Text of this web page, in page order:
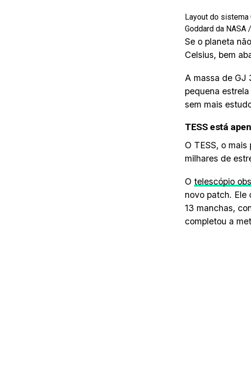
Layout do sistema
Goddard da NASA
Se o planeta
Celsius, bem
A massa de GJ
pequena
sem mais
TESS está
O TESS, o
milhares de
O telescópio
novo patch. Ele
13 manchas,
completou a